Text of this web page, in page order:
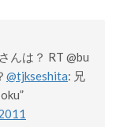
んは？ RT @bu
@tjkseshita: 兄